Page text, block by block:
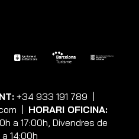
+34 933 191 789 |
| HORARI OFICINA:
a 17:00h, Divendres de
14:00h